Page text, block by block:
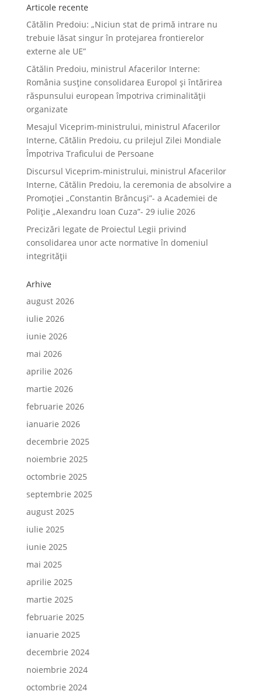
Articole recente
Cătălin Predoiu: „Niciun stat de primă intrare nu
trebuie lăsat singur în protejarea frontierelor
externe ale UE”
Cătălin Predoiu, ministrul Afacerilor Interne:
România susține consolidarea Europol și întărirea
răspunsului european împotriva criminalității
organizate
Mesajul Viceprim-ministrului, ministrul Afacerilor
Interne, Cătălin Predoiu, cu prilejul Zilei Mondiale
Împotriva Traficului de Persoane
Discursul Viceprim-ministrului, ministrul Afacerilor
Interne, Cătălin Predoiu, la ceremonia de absolvire a
Promoției „Constantin Brâncuși”- a Academiei de
Poliție „Alexandru Ioan Cuza”- 29 iulie 2026
Precizări legate de Proiectul Legii privind
consolidarea unor acte normative în domeniul
integrității
Arhive
august 2026
iulie 2026
iunie 2026
mai 2026
aprilie 2026
martie 2026
februarie 2026
ianuarie 2026
decembrie 2025
noiembrie 2025
octombrie 2025
septembrie 2025
august 2025
iulie 2025
iunie 2025
mai 2025
aprilie 2025
martie 2025
februarie 2025
ianuarie 2025
decembrie 2024
noiembrie 2024
octombrie 2024